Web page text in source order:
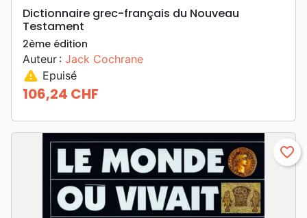
Dictionnaire grec-français du Nouveau
Testament
2ème édition
Auteur : Jack Cochrane
warning Epuisé
Prix
106,24 CHF
favorite_border